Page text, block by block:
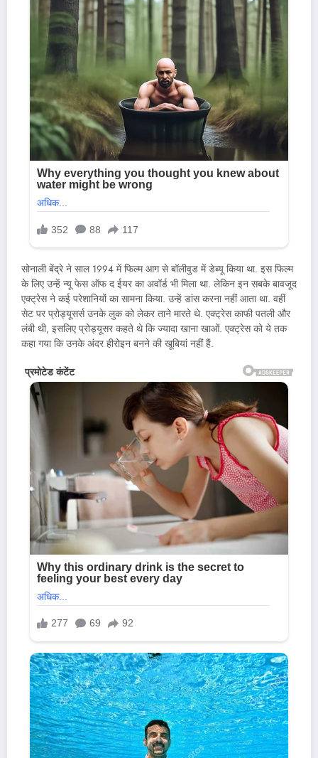
सोनाली बेंद्रे ने साल 1994 में फिल्म आग से बॉलीवुड में डेब्यू किया था. इस फिल्म
के लिए उन्हें न्यू फेस ऑफ द ईयर का अवॉर्ड भी मिला था. लेकिन इन सबके बावजूद
एक्ट्रेस ने कई परेशानियों का सामना किया. उन्हें डांस करना नहीं आता था. वहीं
सेट पर प्रोड्यूसर्स उनके लुक को लेकर ताने मारते थे. एक्ट्रेस काफी पतली और
लंबी थी, इसलिए प्रोड्यूसर कहते थे कि ज्यादा खाना खाओं. एक्ट्रेस को ये तक
कहा गया कि उनके अंदर हीरोइन बनने की खूबियां नहीं हैं.